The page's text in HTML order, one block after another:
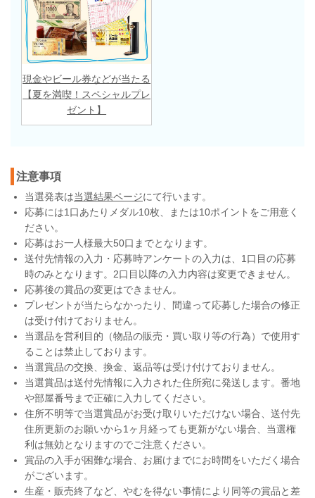
現金やビール券などが当たる
【夏を満喫！スペシャルプレ
ゼント】
注意事項
当選発表は当選結果ページにて行います。
応募には1口あたりメダル10枚、または10ポイントをご用意く
ださい。
応募はお一人様最大50口までとなります。
送付先情報の入力・応募時アンケートの入力は、1口目の応募
時のみとなります。2口目以降の入力内容は変更できません。
応募後の賞品の変更はできません。
プレゼントが当たらなかったり、間違って応募した場合の修正
は受け付けておりません。
当選品を営利目的（物品の販売・買い取り等の行為）で使用す
ることは禁止しております。
当選賞品の交換、換金、返品等は受け付けておりません。
当選賞品は送付先情報に入力された住所宛に発送します。番地
や部屋番号まで正確に入力してください。
住所不明等で当選賞品がお受け取りいただけない場合、送付先
住所更新のお願いから1ヶ月経っても更新がない場合、当選権
利は無効となりますのでご注意ください。
賞品の入手が困難な場合、お届けまでにお時間をいただく場合
がございます。
生産・販売終了など、やむを得ない事情により同等の賞品と差